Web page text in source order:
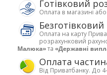
Готівковий
Оплата в магазині
Оплата на карту
розрахунковий
Малюка»та «Державні
Оплата
Від Приватбанку. До